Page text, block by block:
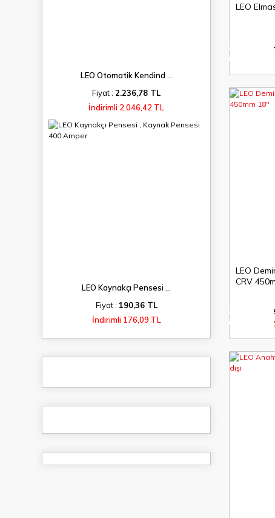
LEO Otomatik Kendind ...
Fiyat : 2.236,78 TL
İndirimli 2.046,42 TL
LEO Kaynakçı Pensesi ...
Fiyat : 190,36 TL
İndirimli 176,09 TL
LEO
%15
indirim
LEO
CRV
%8
indirim